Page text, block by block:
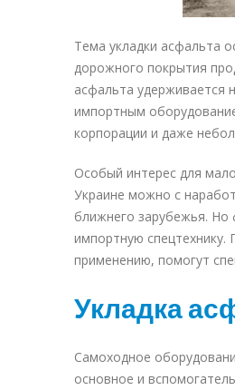
Тема укладки асфальта
дорожного покрытия
асфальта удерживается
импортным
корпорации и даже
Особый интерес для
Украине можно с
ближнего зарубежья. Но
импортную
применению, помогут
Укладка
Самоходное
основное и